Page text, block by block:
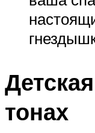
тонах